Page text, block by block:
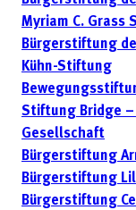
Myriam C. Grass
Bürgerstiftung
Kühn-Stiftung
Stiftung Bridge
Gesellschaft
Bürgerstiftung
Bürgerstiftung
Bürgerstiftung